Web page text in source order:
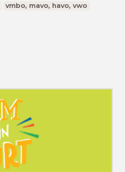
vmbo, mavo, havo, vwo